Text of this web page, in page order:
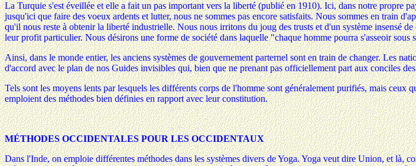
La Turquie s'est éveillée et elle a fait un pas important vers la liberté (publié en 1910). Ici, dans notre propre
jusqu'ici que faire des voeux ardents et lutter, nous ne sommes pas encore satisfaits. Nous sommes en train
qu'il nous reste à obtenir la liberté industrielle. Nous nous irritons du joug des trusts et d'un système insensé
leur profit particulier. Nous désirons une forme de société dans laquelle "chaque homme pourra s'asseoir
Ainsi, dans le monde entier, les anciens systèmes de gouvernement parternel sont en train de changer. Les
d'accord avec le plan de nos Guides invisibles qui, bien que ne prenant pas officiellement part aux conciles
Tels sont les moyens lents par lesquels les différents corps de l'homme sont généralement purifiés, mais
emploient des méthodes bien définies en rapport avec leur constitution.
MÉTHODES OCCIDENTALES POUR LES OCCIDENTAUX
Dans l'Inde, on emploie différentes méthodes dans les systèmes divers de Yoga. Yoga veut dire Union, et